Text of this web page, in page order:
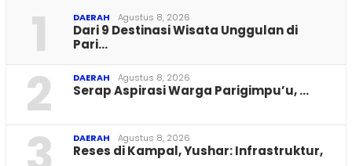
1 DAERAH Agustus 8, 2026
Dari 9 Destinasi Wisata Unggulan di
Pari…
2 DAERAH Agustus 8, 2026
Serap Aspirasi Warga Parigimpu’u, …
DAERAH Agustus 8, 2026
Reses di Kampal, Yushar: Infrastruktur,